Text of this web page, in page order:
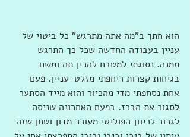
הוא חתך ב"מה אתה מתרגש" כל ביטוי של
עניין בעבודה החדשה שכל כך התרגש
ממנה. נסוגתי למטבח להכין תה ומשם
בגיחות קצרות ריחפתי מזלט-עניין. פעם
אחת נסחפתי מדי מהכיור והוא מייד הסתער
לסגור את הברז. בפעם האחרונה שניסה
לגרור לכיוון הפוליטי מעורר מדון וטחן שזה